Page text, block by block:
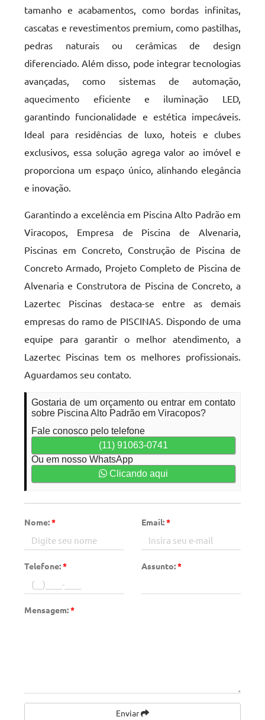
tamanho e acabamentos, como bordas infinitas,
cascatas e revestimentos premium, como pastilhas,
pedras naturais ou cerâmicas de design
diferenciado. Além disso, pode integrar tecnologias
avançadas, como sistemas de automação,
aquecimento eficiente e iluminação LED,
garantindo funcionalidade e estética impecáveis.
Ideal para residências de luxo, hoteis e clubes
exclusivos, essa solução agrega valor ao imóvel e
proporciona um espaço único, alinhando elegância
e inovação.
Garantindo a excelência em Piscina Alto Padrão em
Viracopos, Empresa de Piscina de Alvenaria,
Piscinas em Concreto, Construção de Piscina de
Concreto Armado, Projeto Completo de Piscina de
Alvenaria e Construtora de Piscina de Concreto, a
Lazertec Piscinas destaca-se entre as demais
empresas do ramo de PISCINAS. Dispondo de uma
equipe para garantir o melhor atendimento, a
Lazertec Piscinas tem os melhores profissionais.
Aguardamos seu contato.
Gostaria de um orçamento ou entrar em contato
sobre Piscina Alto Padrão em Viracopos?
Fale conosco pelo telefone
(11) 91063-0741
Ou em nosso WhatsApp
Clicando aqui
Nome:* Email:*
Telefone:* Assunto:*
Mensagem:*
Enviar